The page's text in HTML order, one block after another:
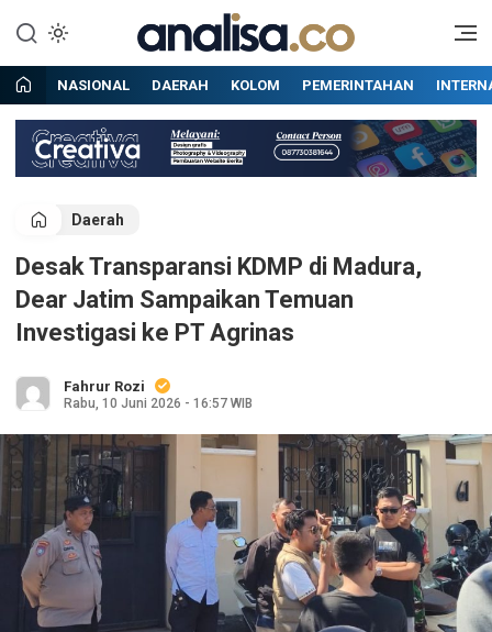
konten
Analisa
Situs berita online terpercaya
NASIONAL DAERAH KOLOM PEMERINTAHAN
Daerah
Desak Transparansi KDMP di Madura,
Dear Jatim Sampaikan Temuan
Investigasi ke PT Agrinas
Fahrur Rozi
Rabu, 10 Juni 2026 - 16:57 WIB